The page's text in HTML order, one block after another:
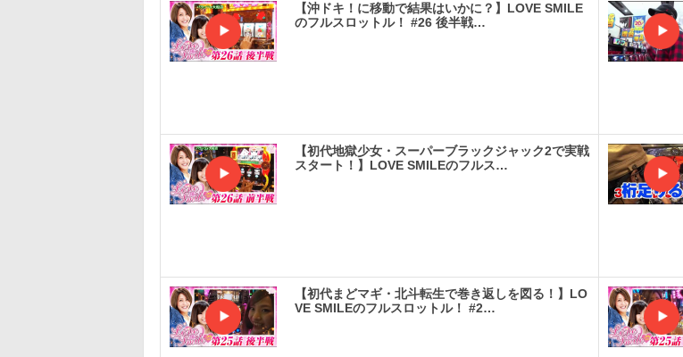
【沖ドキ！に移動で結果はいかに？】LOVE SMILE
のフルスロットル！ #26 後半戦…
【初代地獄少女・スーパーブラックジャック2で実戦
スタート！】LOVE SMILEのフルス…
【初代まどマギ・北斗転生で巻き返しを図る！】LO
VE SMILEのフルスロットル！ #2…